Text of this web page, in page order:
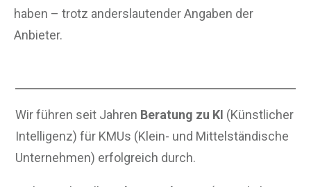
haben – trotz anderslautender Angaben der
Anbieter.
Wir führen seit Jahren Beratung zu KI (Künstlicher
Intelligenz) für KMUs (Klein- und Mittelständische
Unternehmen) erfolgreich durch.